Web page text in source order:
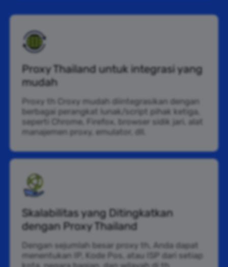
Proxy Thailand untuk integrasi yang
mudah
Proxy th Croxy mudah diintegrasikan dengan
berbagai perangkat lunak/script pihak ketiga,
seperti Chrome, Firefox, browser sidik jari, alat
manajemen proxy, emulator, dll.
Skalabilitas yang Ditingkatkan
dengan Proxy Thailand
Dengan sejumlah besar proxy th, Anda dapat
menentukan IP, Kode Pos, atau ISP dari setiap